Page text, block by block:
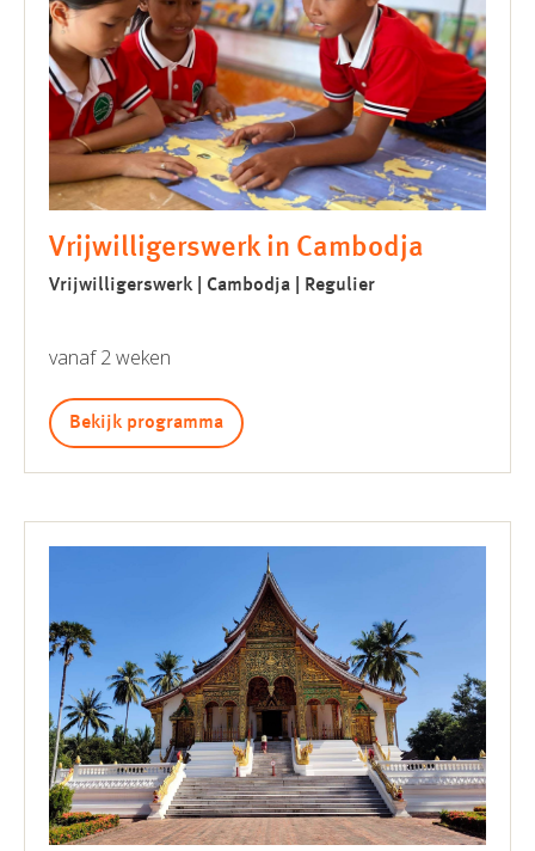
Vrijwilligerswerk in Cambodja
Vrijwilligerswerk | Cambodja | Regulier
vanaf 2 weken
Bekijk programma